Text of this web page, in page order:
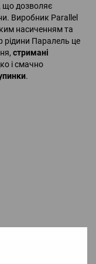
що дозволяє
Виробник Parallel
насиченням та
рідини Паралель це
стримані
і смачно
.